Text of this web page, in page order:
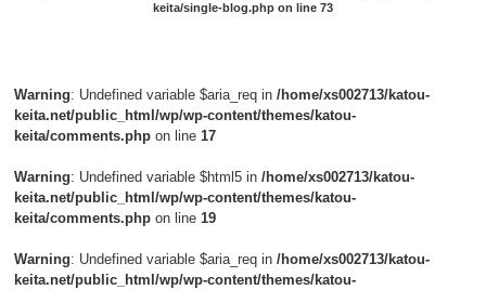
keita/single-blog.php on line 73
Warning: Undefined variable $aria_req in/home/xs002713/katou-
keita.net/public_html/wp/wp-content/themes/katou-
keita/comments.php on line 17
Warning: Undefined variable $html5 in/home/xs002713/katou-
keita.net/public_html/wp/wp-content/themes/katou-
keita/comments.php on line 19
Warning: Undefined variable $aria_req in/home/xs002713/katou-
keita.net/public_html/wp/wp-content/themes/katou-